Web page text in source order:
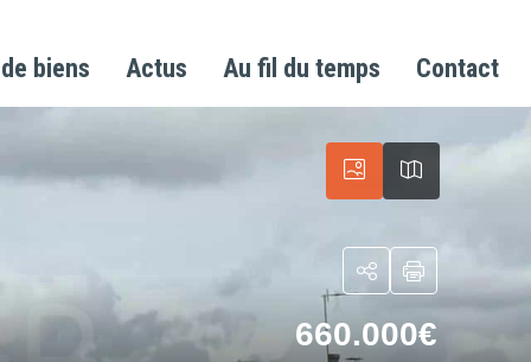
biens Actus Au fil du temps Contact
660.000€